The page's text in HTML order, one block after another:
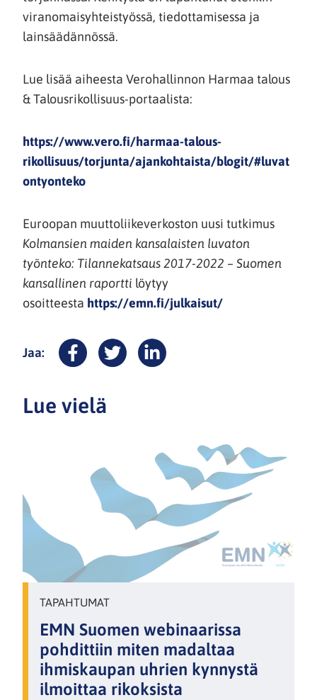
viranomaisyhteistyössä, tiedottamisessa ja
lainsäädännössä.
Lue lisää aiheesta Verohallinnon Harmaa talous
& Talousrikollisuus-portaalista:
https://www.vero.fi/harmaa-talous-
rikollisuus/torjunta/ajankohtaista/blogit/#luvat
ontyonteko(siirryt
palveluun)
Euroopan muuttoliikeverkoston uusi tutkimus
Kolmansien maiden kansalaisten luvaton
työnteko: Tilannekatsaus 2017-2022 – Suomen
kansallinen raportti löytyy
osoitteesta https://emn.fi/julkaisut/(avautuu
Jaa:
FacebookTwitter LinkedIn
Lue vielä
TAPAHTUMAT
EMN Suomen webinaarissa
pohdittiin miten madaltaa
ihmiskaupan uhrien kynnystä
ilmoittaa rikoksista